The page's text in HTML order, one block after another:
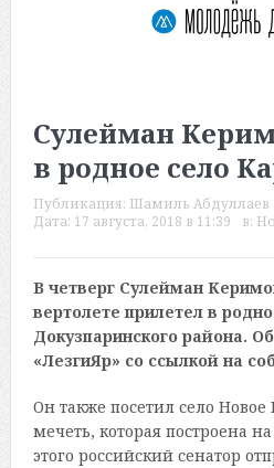
Сулейман
в родное село
Публикация: Шамиль Абдуллаев
Дата: 17 августа, 2018 в 11:39 в:
В четверг Сулейман
вертолете прилетел в
Докузпаринского района.
«ЛезгиЯр» со ссылкой на
Он также посетил село
мечеть, которая построена
этого российский сенатор